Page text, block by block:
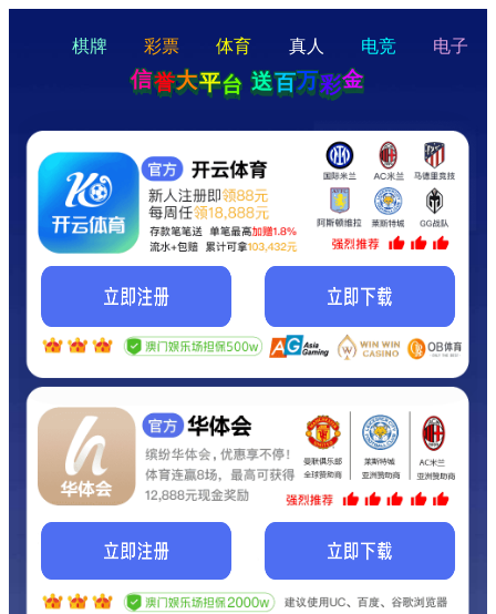
hello
Hey Guys!
我们即将上线啦...
我们的网站正在建设.
它将是非常棒的网站.